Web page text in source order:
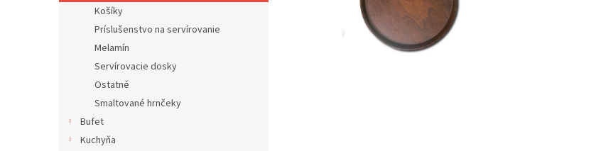
Košíky
Príslušenstvo na servírovanie
Melamín
Servírovacie dosky
Ostatné
Smaltované hrnčeky
Bufet
Kuchyňa